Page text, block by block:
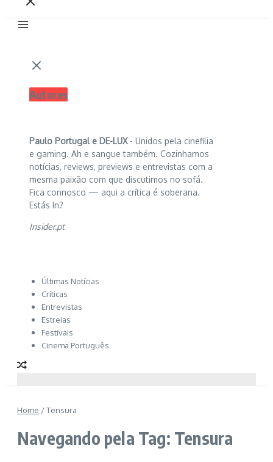
Autores
Paulo Portugal e DE-LUX - Unidos pela cinefilia
e gaming. Ah e sangue também. Cozinhamos
notícias, reviews, previews e entrevistas com a
mesma paixão com que discutimos no sofá.
Fica connosco — aqui a crítica é soberana.
Estás In?
Insider.pt
Últimas Notícias
Críticas
Entrevistas
Estreias
Festivais
Cinema Português
Home /Tensura
Navegando pela Tag: Tensura